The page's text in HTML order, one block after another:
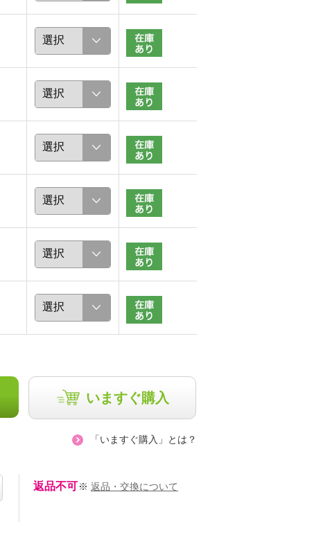
いますぐ購入
「いますぐ購入」とは？
返品不可 ※ 返品・交換について